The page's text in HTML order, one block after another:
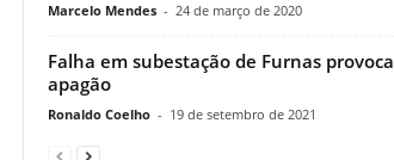
Marcelo Mendes - 24 de março de 2020
Falha em subestação de Furnas provoca
apagão
Ronaldo Coelho - 19 de setembro de 2021